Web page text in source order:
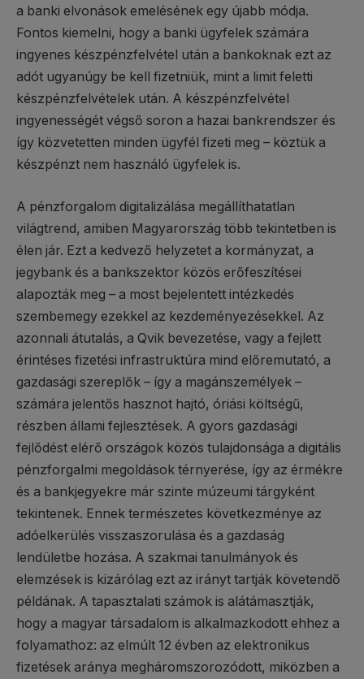
a banki elvonások emelésének egy újabb módja.
Fontos kiemelni, hogy a banki ügyfelek számára
ingyenes készpénzfelvétel után a bankoknak ezt az
adót ugyanúgy be kell fizetniük, mint a limit feletti
készpénzfelvételek után. A készpénzfelvétel
ingyenességét végső soron a hazai bankrendszer és
így közvetetten minden ügyfél fizeti meg – köztük a
készpénzt nem használó ügyfelek is.
A pénzforgalom digitalizálása megállíthatatlan
világtrend, amiben Magyarország több tekintetben is
élen jár. Ezt a kedvező helyzetet a kormányzat, a
jegybank és a bankszektor közös erőfeszítései
alapozták meg – a most bejelentett intézkedés
szembemegy ezekkel az kezdeményezésekkel. Az
azonnali átutalás, a Qvik bevezetése, vagy a fejlett
érintéses fizetési infrastruktúra mind előremutató, a
gazdasági szereplők – így a magánszemélyek –
számára jelentős hasznot hajtó, óriási költségű,
részben állami fejlesztések. A gyors gazdasági
fejlődést elérő országok közös tulajdonsága a digitális
pénzforgalmi megoldások térnyerése, így az érmékre
és a bankjegyekre már szinte múzeumi tárgyként
tekintenek. Ennek természetes következménye az
adóelkerülés visszaszorulása és a gazdaság
lendületbe hozása. A szakmai tanulmányok és
elemzések is kizárólag ezt az irányt tartják követendő
példának. A tapasztalati számok is alátámasztják,
hogy a magyar társadalom is alkalmazkodott ehhez a
folyamathoz: az elmúlt 12 évben az elektronikus
fizetések aránya megháromszorozódott, miközben a